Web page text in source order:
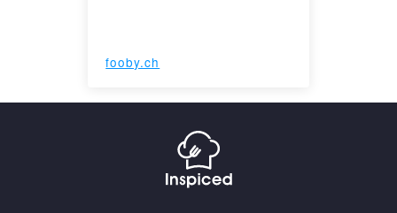
fooby.ch